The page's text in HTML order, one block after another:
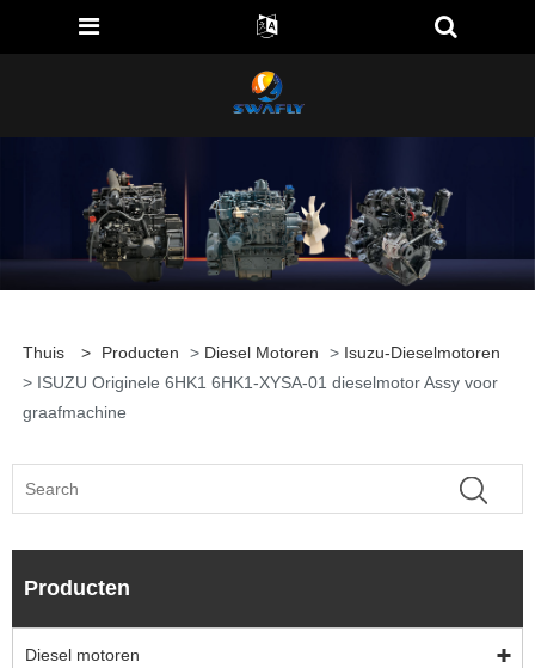
Thuis > Producten > Diesel Motoren > Isuzu-Dieselmotoren
> ISUZU Originele 6HK1 6HK1-XYSA-01 dieselmotor Assy voor
graafmachine
Producten
Diesel motoren